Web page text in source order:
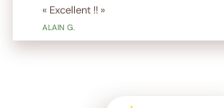
« Excellent !! »
ALAIN G.